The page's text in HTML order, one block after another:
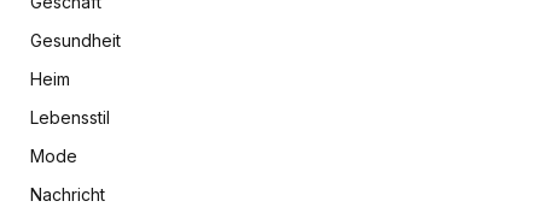
Gesundheit
Heim
Lebensstil
Mode
Nachricht